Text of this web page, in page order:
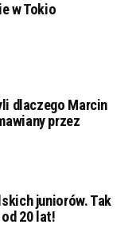
w Tokio
dlaczego Marcin
przez
juniorów. Tak
od 20 lat!